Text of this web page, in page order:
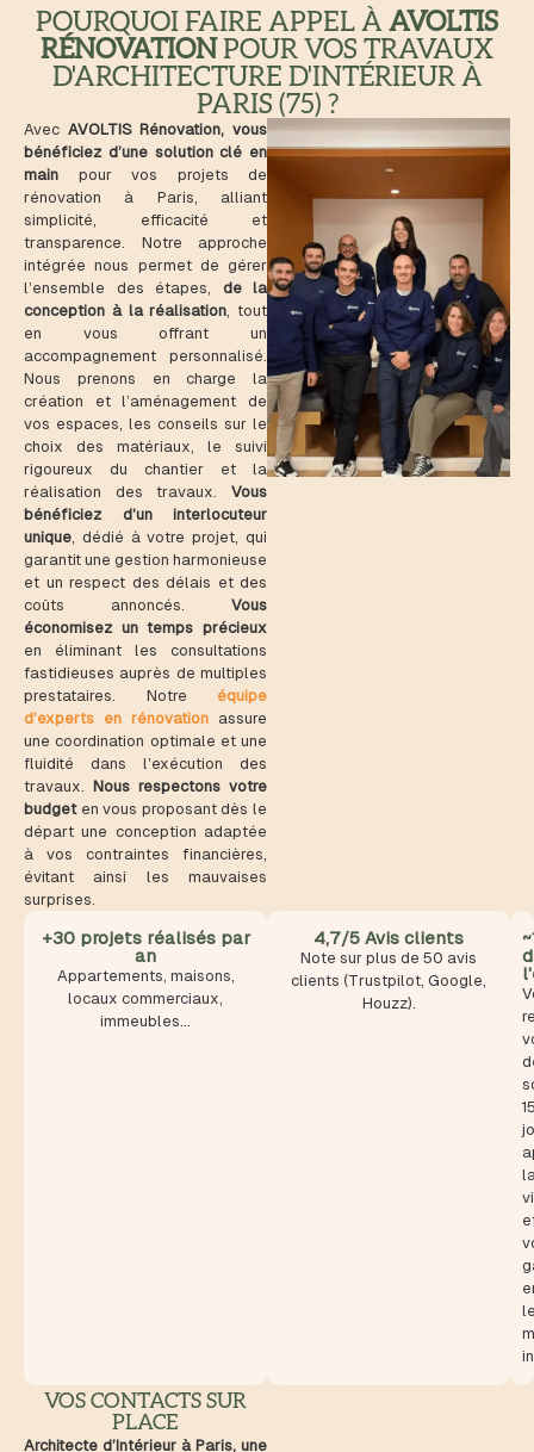
POURQUOI FAIRE APPEL À AVOLTIS
RÉNOVATION POUR VOS TRAVAUX
D'ARCHITECTURE D'INTÉRIEUR À
PARIS (75) ?
Avec AVOLTIS Rénovation, vous
bénéficiez d’une solution clé en
main pour vos projets de
rénovation à Paris, alliant
simplicité, efficacité et
transparence. Notre approche
intégrée nous permet de gérer
l’ensemble des étapes, de la
conception à la réalisation, tout
en vous offrant un
accompagnement personnalisé.
Nous prenons en charge la
création et l’aménagement de
vos espaces, les conseils sur le
choix des matériaux, le suivi
rigoureux du chantier et la
réalisation des travaux. Vous
bénéficiez d’un interlocuteur
unique, dédié à votre projet, qui
garantit une gestion harmonieuse
et un respect des délais et des
coûts annoncés. Vous
économisez un temps précieux
en éliminant les consultations
fastidieuses auprès de multiples
prestataires. Notre équipe
d’experts en rénovation assure
une coordination optimale et une
fluidité dans l’exécution des
travaux. Nous respectons votre
budgeten vous proposant dès le
départ une conception adaptée
à vos contraintes financières,
évitant ainsi les mauvaises
surprises.
+30 projets réalisés par
an
Appartements, maisons,
locaux commerciaux,
immeubles…
4,7/5 Avis clients
Note sur plus de 50 avis
clients (Trustpilot, Google,
Houzz).
VOS CONTACTS SUR
PLACE
Architecte d’Intérieur à Paris, une